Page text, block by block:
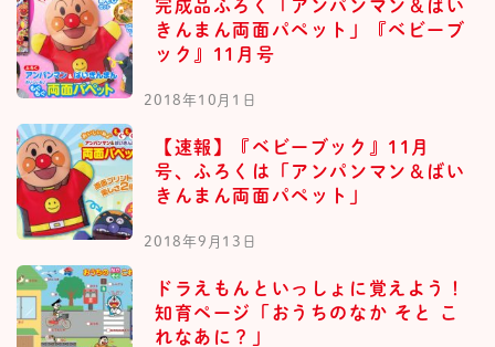
完成品ふろく「アンパンマン＆ばい
きんまん両面パペット」『ベビーブ
ック』11月号
2018年10月1日
【速報】『ベビーブック』11月
号、ふろくは「アンパンマン＆ばい
きんまん両面パペット」
2018年9月13日
ドラえもんといっしょに覚えよう！
知育ページ「おうちのなか そと こ
れなあに？」